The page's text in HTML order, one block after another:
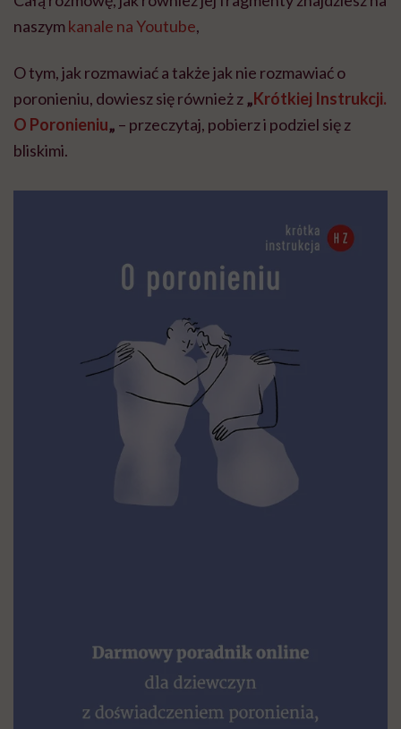
naszymkanale na Youtube,
O tym, jak rozmawiać a także jak nie rozmawiać o
poronieniu, dowiesz się również z„Krótkiej Instrukcji.
O Poronieniu„ – przeczytaj, pobierz i podziel się z
bliskimi.